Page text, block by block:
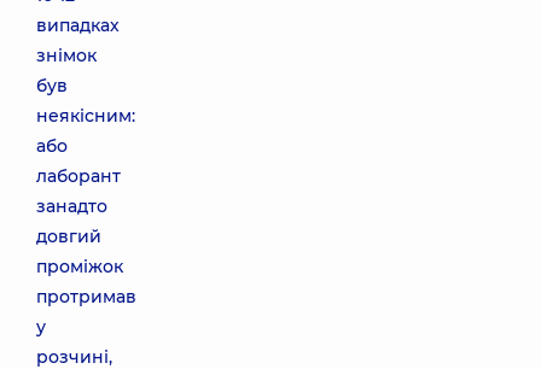
випадках
знімок
був
неякісним:
або
лаборант
занадто
довгий
проміжок
протримав
у
розчині,